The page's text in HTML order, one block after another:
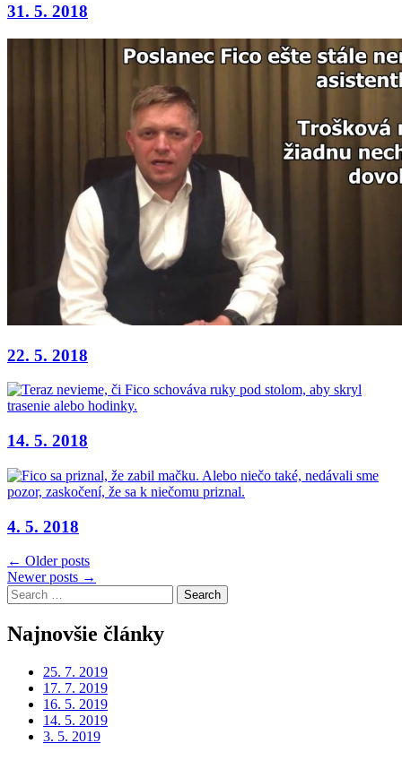
31. 5. 2018
22. 5. 2018
14. 5. 2018
4. 5. 2018
Navigácia
v
← Older posts
Newer posts →
Search
for:
Najnovšie články
25. 7. 2019
17. 7. 2019
16. 5. 2019
14. 5. 2019
3. 5. 2019